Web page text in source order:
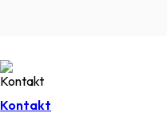
Kontakt